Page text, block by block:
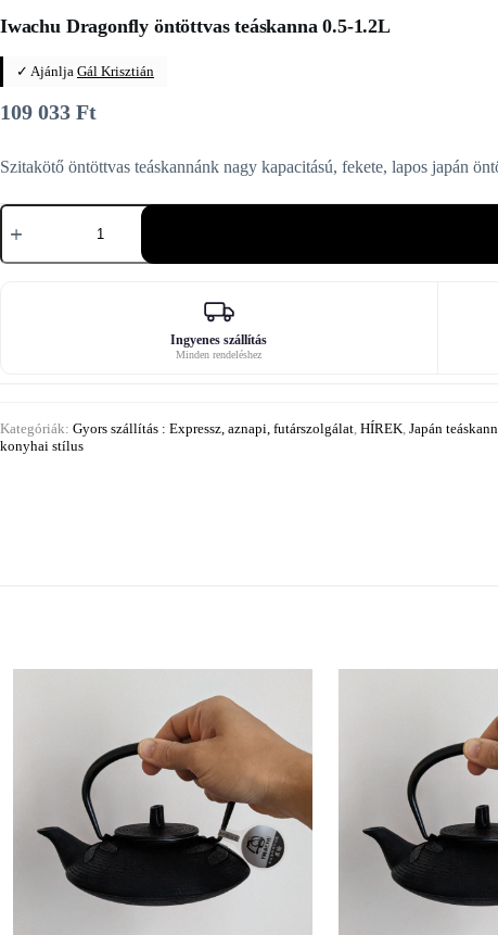
Iwachu Dragonfly öntöttvas teáskanna 0.5-1.2L
✓ Ajánlja Gál Krisztián
109 033 Ft
Szitakötő öntöttvas teáskannánk nagy kapacitású, fekete, lapos japán
Iwachu
Dragonfly
teáskanna
Ingyenes szállítás
Minden rendeléshez
Kategóriák: Gyors szállítás : Expressz, aznapi, futárszolgálat HÍREK Japán
konyhai stílus